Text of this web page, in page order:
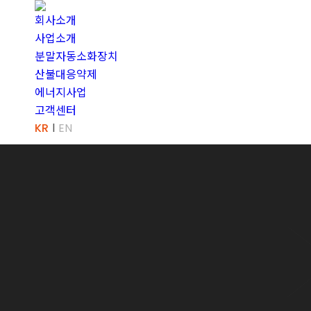
회사소개
사업소개
분말자동소화장치
산불대응약제
에너지사업
고객센터
KR
EN